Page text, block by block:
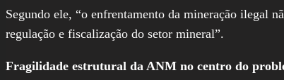
Segundo ele, “o enfrentamento da mineração ilegal
regulação e fiscalização do setor mineral”.
Fragilidade estrutural da ANM no centro do